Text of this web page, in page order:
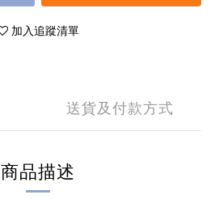
加入追蹤清單
送貨及付款方式
商品描述